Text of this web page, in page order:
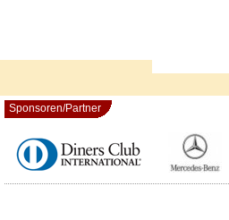
Sponsoren/Partner